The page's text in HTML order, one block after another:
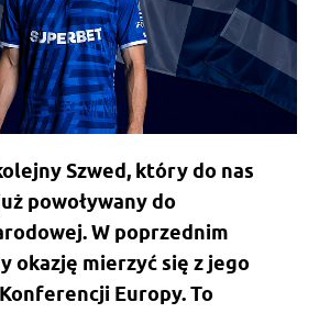
Szwed, który do nas
powoływany do
W poprzednim
okazję mierzyć się z jego
Europy. To